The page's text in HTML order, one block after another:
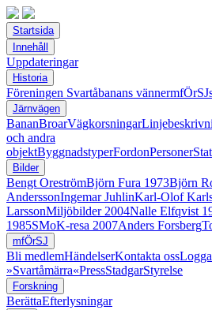
Startsida
Innehåll
Uppdateringar
Historia
Föreningen Svartåbanans vänner
Järnvägen
BananBroarVägkorsningar
och andra
objektByggnadstyperFordonPersoner
Bilder
Bengt OreströmBjörn Fura 1973Björn
AnderssonIngemar JuhlinKarl-Olof
LarssonMiljöbilder 2004Nalle Elfqvist
1985SMoK-resa 2007Anders Forsberg
mfÖrSJ
Bli medlemHändelserKontakta oss
»Svartåmärra«PressStadgarStyrelse
Forskning
BerättaEfterlysningar